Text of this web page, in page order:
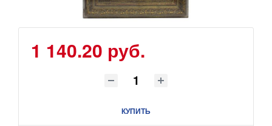
1 140.20 руб.
КУПИТЬ